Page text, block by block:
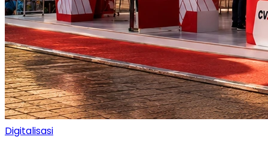
Digitalisasi